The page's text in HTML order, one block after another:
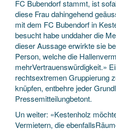
FC Bubendorf stammt, ist
diese Frau dahingehend
mit dem FC Bubendorf in
besucht habe unddaher die
dieser Aussage erwirkte sie
Person, welche die
mehrVertrauenswürdigkeit.»
rechtsextremen Gruppierung
knüpfen, entbehre jeder
Pressemitteilungbetont.
Un weiter: «Kestenholz
Vermietern, die